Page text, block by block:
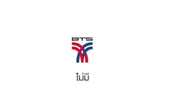
ไม่มี